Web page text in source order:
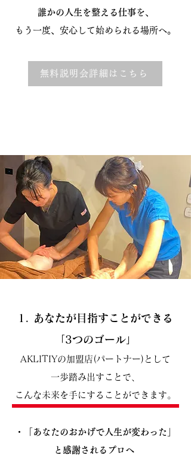
誰かの人生を整える仕事を、
もう一度、安心して始められる場所へ。
無料説明会詳細はこちら
1. あなたが目指すことができる
「3つのゴール」
AKLITIYの加盟店(パートナー)として
一歩踏み出すことで、
こんな未来を手にすることができます。
・「あなたのおかげで人生が変わった」
と感謝されるプロへ